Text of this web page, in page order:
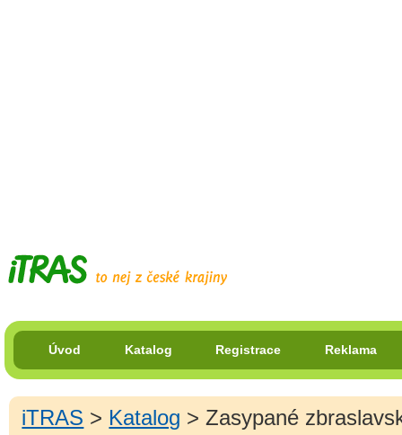
Úvod Katalog Registrace Reklama
iTRAS > Katalog > Zasypané